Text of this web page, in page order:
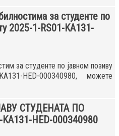
за студенте по
2025-1-RS01-KA131-
за студенте по јавном позиву
HED-000340980, можете
СТУДЕНАТА ПО
HED-000340980